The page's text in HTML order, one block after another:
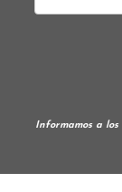
Informamos a